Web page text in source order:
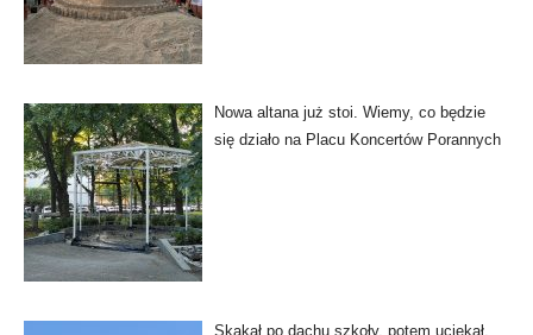
Nowa altana już stoi. Wiemy, co będzie
się działo na Placu Koncertów Porannych
Skakał po dachu szkoły, potem uciekał.